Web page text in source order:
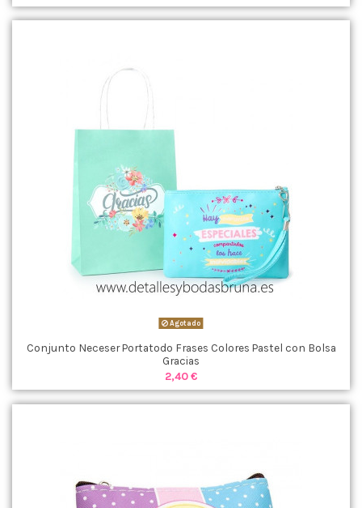
Agotado
Conjunto Neceser Portatodo Frases Colores Pastel con Bolsa
Gracias
2,40 €